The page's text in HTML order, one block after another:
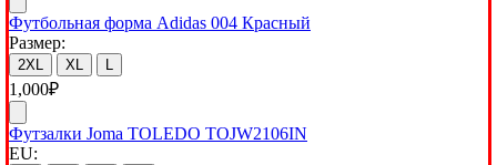
Футбольная форма Adidas 004 Красный
Размер:
2XL XL
1,000₽
Футзалки Joma TOLEDO TOJW2106IN
EU: